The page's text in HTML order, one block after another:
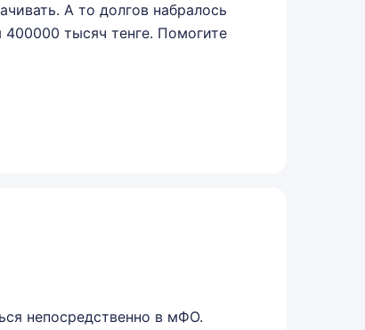
А то долгов набралось
тысяч тенге. Помогите
непосредственно в мФО.